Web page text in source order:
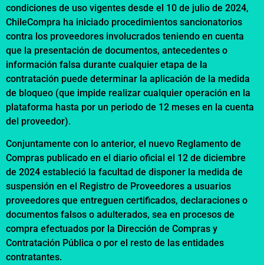
condiciones de uso vigentes desde el 10 de julio de 2024,
ChileCompra ha iniciado procedimientos sancionatorios
contra los proveedores involucrados teniendo en cuenta
que la presentación de documentos, antecedentes o
información falsa durante cualquier etapa de la
contratación puede determinar la aplicación de la medida
de bloqueo (que impide realizar cualquier operación en la
plataforma hasta por un periodo de 12 meses en la cuenta
del proveedor).
Conjuntamente con lo anterior, el nuevo Reglamento de
Compras publicado en el diario oficial el 12 de diciembre
de 2024 estableció la facultad de disponer la medida de
suspensión en el Registro de Proveedores a usuarios
proveedores que entreguen certificados, declaraciones o
documentos falsos o adulterados, sea en procesos de
compra efectuados por la Dirección de Compras y
Contratación Pública o por el resto de las entidades
contratantes.